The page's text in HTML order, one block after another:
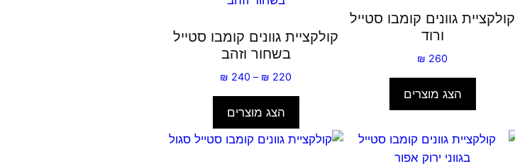
קולקציית גוונים קומבו סטייל
ורוד
₪ 260
הצג מוצרים
קולקציית גוונים קומבו סטייל
בשחור וזהב
₪ 220
–
₪ 240
טווח
⁦₪ 240⁩
הצג מוצרים